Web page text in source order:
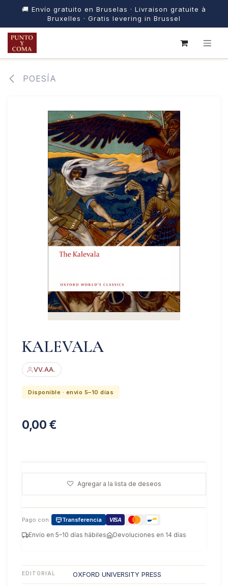
🚚 Envío gratuito en Bruselas · Livraison gratuite à
Bruxelles · Gratis levering in Brussel
IR AL CONTENIDO
POESÍA
KALEVALA
VV.AA.
Disponible · envío 5–10 días
0,00 €
Agregar a la lista de deseos
Pago con: Transferencia VISA
Envío en 5–10 días hábiles Devoluciones en 14 días
EDITORIAL OXFORD UNIVERSITY PRESS